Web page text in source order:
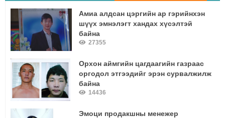
Амиа алдсан цэргийн ар гэрийнхэн
шүүх эмнэлэгт хандах хүсэлтэй
байна
27355
Орхон аймгийн цагдаагийн газраас
оргодол этгээдийг эрэн сурвалжилж
байна
14436
Эмоци продакшны менежер